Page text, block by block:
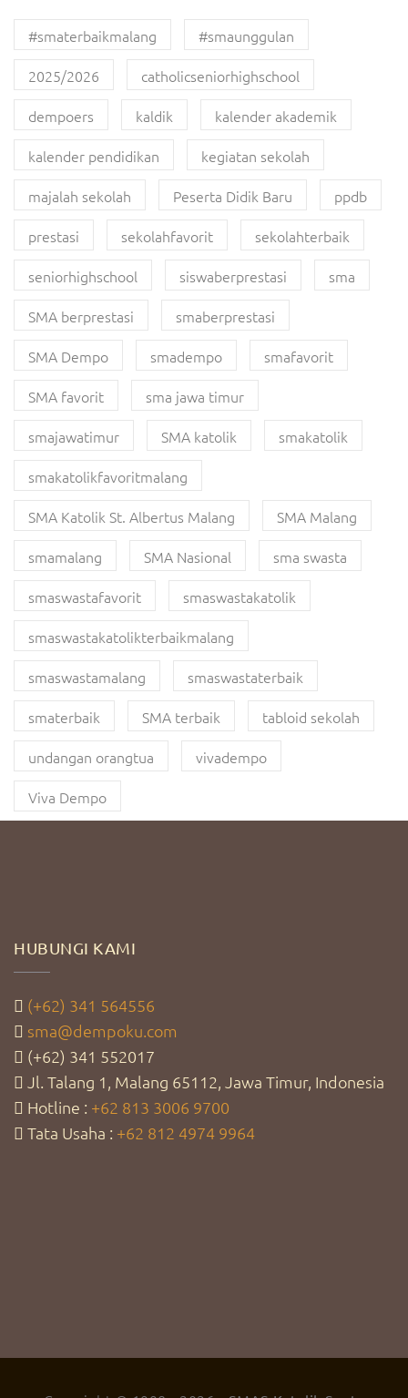
#smaterbaikmalang
#smaunggulan
2025/2026
catholicseniorhighschool
dempoers
kaldik
kalender akademik
kalender pendidikan
kegiatan sekolah
majalah sekolah
Peserta Didik Baru
ppdb
prestasi
sekolahfavorit
sekolahterbaik
seniorhighschool
siswaberprestasi
sma
SMA berprestasi
smaberprestasi
SMA Dempo
smadempo
smafavorit
SMA favorit
sma jawa timur
smajawatimur
SMA katolik
smakatolik
smakatolikfavoritmalang
SMA Katolik St. Albertus Malang
SMA Malang
smamalang
SMA Nasional
sma swasta
smaswastafavorit
smaswastakatolik
smaswastakatolikterbaikmalang
smaswastamalang
smaswastaterbaik
smaterbaik
SMA terbaik
tabloid sekolah
undangan orangtua
vivadempo
Viva Dempo
HUBUNGI KAMI
(+62) 341 564556
sma@dempoku.com
(+62) 341 552017
Jl. Talang 1, Malang 65112, Jawa Timur, Indonesia
Hotline : +62 813 3006 9700
Tata Usaha : +62 812 4974 9964